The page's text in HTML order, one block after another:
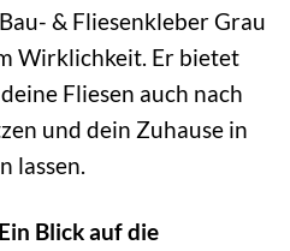
& Fliesenkleber Grau
Wirklichkeit. Er bietet
Fliesen auch nach
und dein Zuhause in
lassen.
Blick auf die